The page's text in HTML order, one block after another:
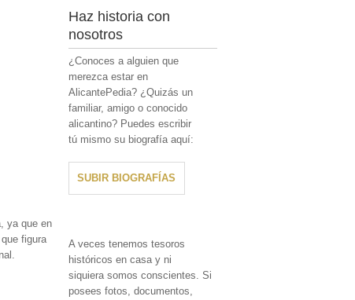
ya que en
figura
Haz historia con
nosotros
¿Conoces a alguien que
merezca estar en
AlicantePedia? ¿Quizás un
familiar, amigo o conocido
alicantino? Puedes escribir
tú mismo su biografía aquí:
SUBIR BIOGRAFÍAS
A veces tenemos tesoros
históricos en casa y ni
siquiera somos conscientes. Si
posees fotos, documentos,